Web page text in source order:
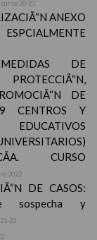
curso 20-21
ANEXO
DE
DE
CENTROS Y
CURSO
2022
DE CASOS:
sospecha y
22